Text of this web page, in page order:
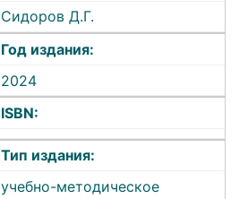
Сидоров Д.Г.
Год издания:
2024
ISBN:
Тип издания:
учебно-методическое